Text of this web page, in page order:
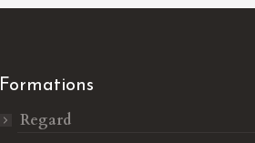
Formations
Regard